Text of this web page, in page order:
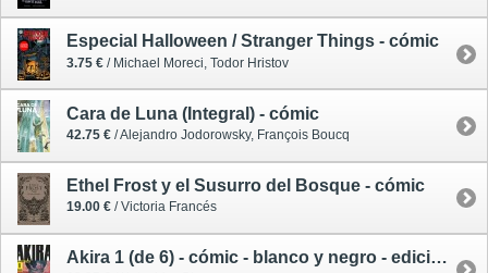
Especial Halloween / Stranger Things - cómic
3.75 € / Michael Moreci, Todor Hristov
Cara de Luna (Integral) - cómic
42.75 € / Alejandro Jodorowsky, François Boucq
Ethel Frost y el Susurro del Bosque - cómic
19.00 € / Victoria Francés
Akira 1 (de 6) - cómic - blanco y negro - edición definitiva